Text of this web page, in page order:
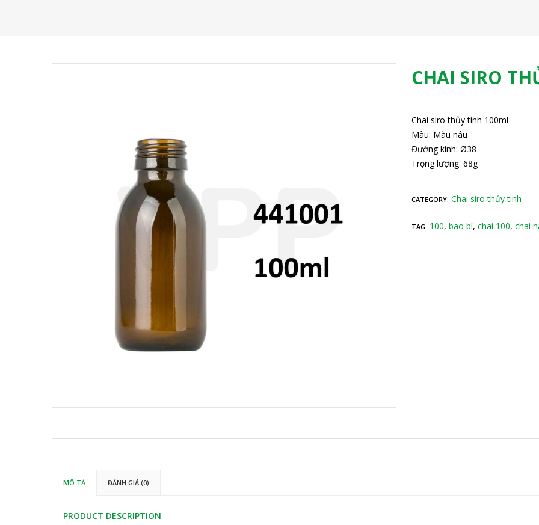
CHAI SIRO
Chai siro thủy tinh 100ml
Màu: Màu nâu
Đường kình: Ø38
Trọng lượng: 68g
CATEGORY: Chai siro thủy tinh
TAG: 100, bao bì, chai 100, chai
MÔ TẢ ĐÁNH GIÁ (0)
PRODUCT DESCRIPTION